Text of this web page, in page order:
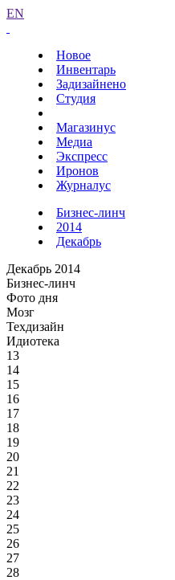
EN
Новое
Инвентарь
Задизайнено
Студия
Магазинус
Медиа
Экспресс
Иронов
Журналус
Бизнес-линч
2014
Декабрь
Декабрь 2014
Бизнес-линч
Фото дня
Мозг
Техдизайн
Идиотека
13
14
15
16
17
18
19
20
21
22
23
24
25
26
27
28